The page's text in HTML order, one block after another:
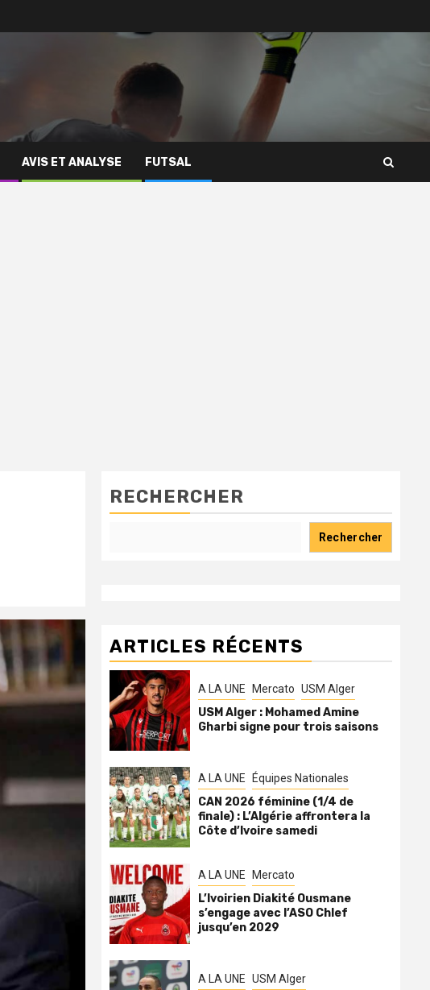
AVIS ET ANALYSE FUTSAL
RECHERCHER
Rechercher
ARTICLES RÉCENTS
A LA UNE Mercato USM Alger
USM Alger : Mohamed Amine
Gharbi signe pour trois saisons
A LA UNE Équipes Nationales
CAN 2026 féminine (1/4 de
finale) : L’Algérie affrontera la
Côte d’Ivoire samedi
A LA UNE Mercato
L’Ivoirien Diakité Ousmane
s’engage avec l’ASO Chlef
jusqu’en 2029
A LA UNE USM Alger